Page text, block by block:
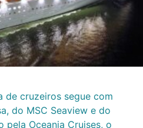
de cruzeiros segue com
do MSC Seaview e do
pela Oceania Cruises, o